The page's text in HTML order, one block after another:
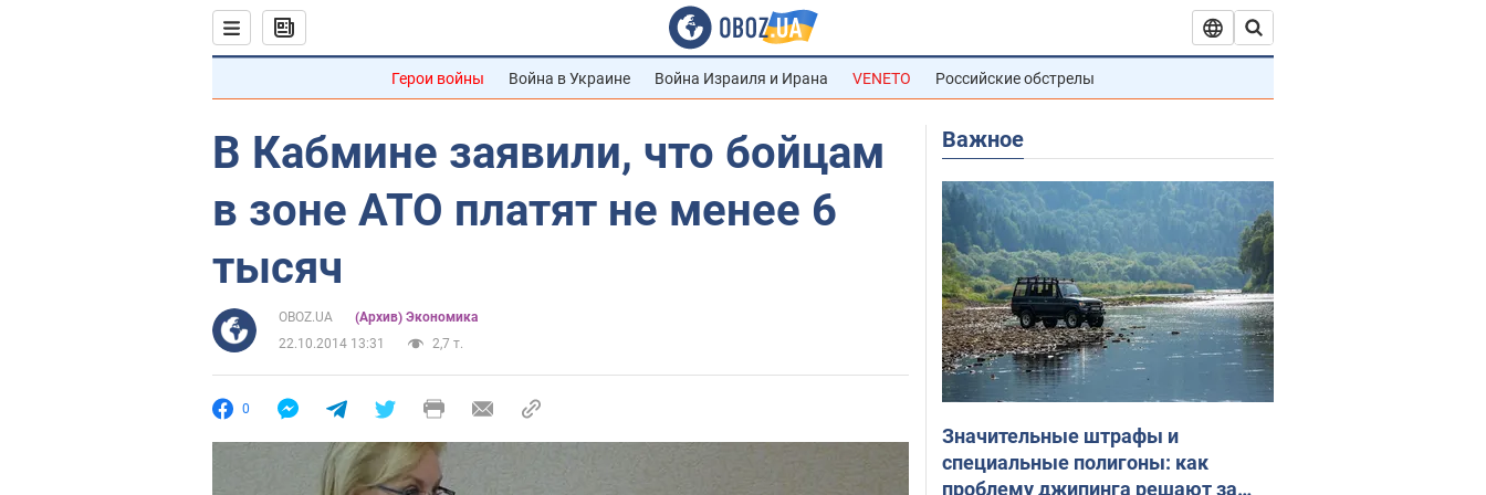
Герои войны Война в Украине Война Израиля и Ирана VENETO Российские обстрелы
В Кабмине заявили, что бойцам
в зоне АТО платят не менее 6
тысяч
OBOZ.UA
(Архив) Экономика
22.10.2014 13:31
2,7 т.
0
Важное
Значительные штрафы и
специальные полигоны: как
проблему джипинга решают за